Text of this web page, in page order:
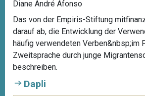
Diane André Afonso
Das von der Empiris-Stiftung
darauf ab, die Entwicklung der
häufig verwendeten Verben&nbsp;im
Zweitsprache durch junge
beschreiben.
Dapli